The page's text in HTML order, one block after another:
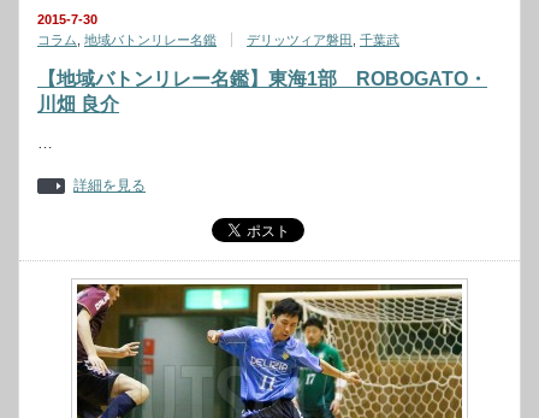
2015-7-30
コラム 地域バトンリレー名鑑 デリッツィア磐田 千葉武
【地域バトンリレー名鑑】東海1部 ROBOGATO・
川畑 良介
…
詳細を見る